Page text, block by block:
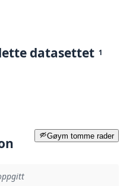
datasettet 1
Gøym tomme rader